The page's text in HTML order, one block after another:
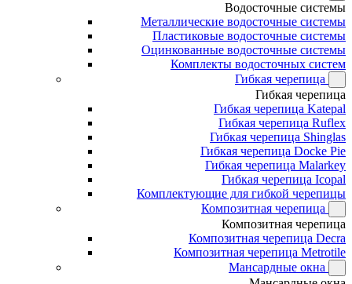
Водосточные системы
Металлические водосточные системы
Пластиковые водосточные системы
Оцинкованные водосточные системы
Комплекты водосточных систем
Гибкая черепица
Гибкая черепица
Гибкая черепица Katepal
Гибкая черепица Ruflex
Гибкая черепица Shinglas
Гибкая черепица Docke Pie
Гибкая черепица Malarkey
Гибкая черепица Icopal
Комплектующие для гибкой черепицы
Композитная черепица
Композитная черепица
Композитная черепица Decra
Композитная черепица Metrotile
Мансардные окна